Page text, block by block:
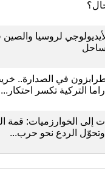
الأيديولوجي لروسيا
في الصدارة..
التركية تكسر احتكار...
إلى الخوارزميات: قمة
وتحوّل الردع نحو حرب...